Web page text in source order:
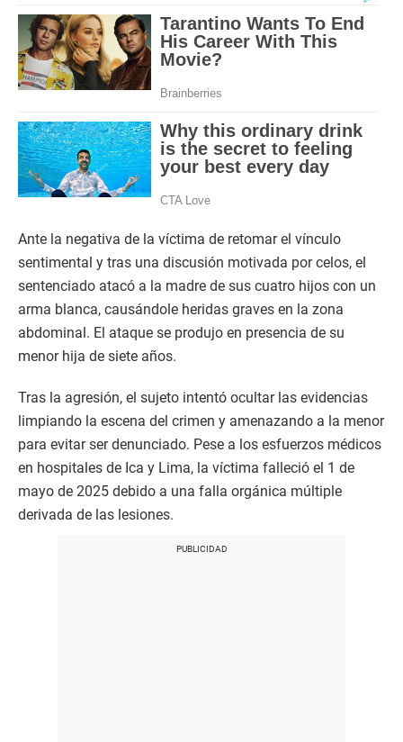
Ante la negativa de la víctima de retomar el vínculo
sentimental y tras una discusión motivada por celos, el
sentenciado atacó a la madre de sus cuatro hijos con un
arma blanca, causándole heridas graves en la zona
abdominal. El ataque se produjo en presencia de su
menor hija de siete años.
Tras la agresión, el sujeto intentó ocultar las evidencias
limpiando la escena del crimen y amenazando a la menor
para evitar ser denunciado. Pese a los esfuerzos médicos
en hospitales de Ica y Lima, la víctima falleció el 1 de
mayo de 2025 debido a una falla orgánica múltiple
derivada de las lesiones.